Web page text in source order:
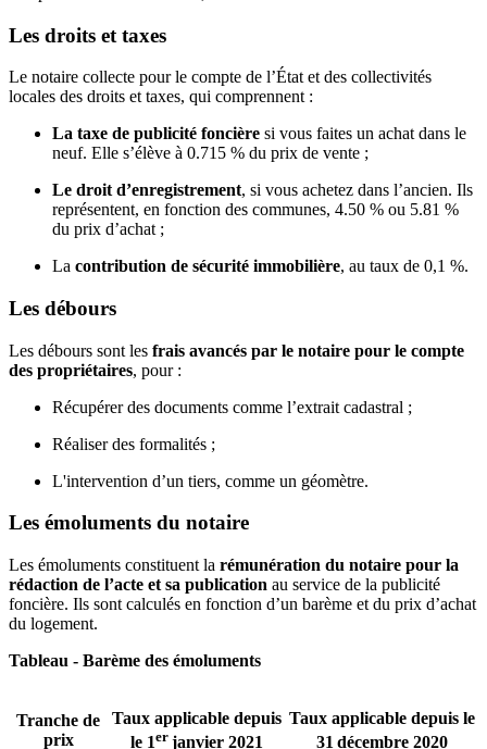
Les droits et taxes
Le notaire collecte pour le compte de l’État et des collectivités
locales des droits et taxes, qui comprennent :
La taxe de publicité foncière si vous faites un achat dans le
neuf. Elle s’élève à 0.715 % du prix de vente ;
Le droit d’enregistrement, si vous achetez dans l’ancien. Ils
représentent, en fonction des communes, 4.50 % ou 5.81 %
du prix d’achat ;
La contribution de sécurité immobilière, au taux de 0,1 %.
Les débours
Les débours sont les frais avancés par le notaire pour le compte
des propriétaires, pour :
Récupérer des documents comme l’extrait cadastral ;
Réaliser des formalités ;
L'intervention d’un tiers, comme un géomètre.
Les émoluments du notaire
Les émoluments constituent la rémunération du notaire pour la
rédaction de l’acte et sa publication au service de la publicité
foncière. Ils sont calculés en fonction d’un barème et du prix d’achat
du logement.
Tableau - Barème des émoluments
Tranche de
prix
Taux applicable depuis
le 1er janvier 2021
Taux applicable depuis le
31décembre 2020